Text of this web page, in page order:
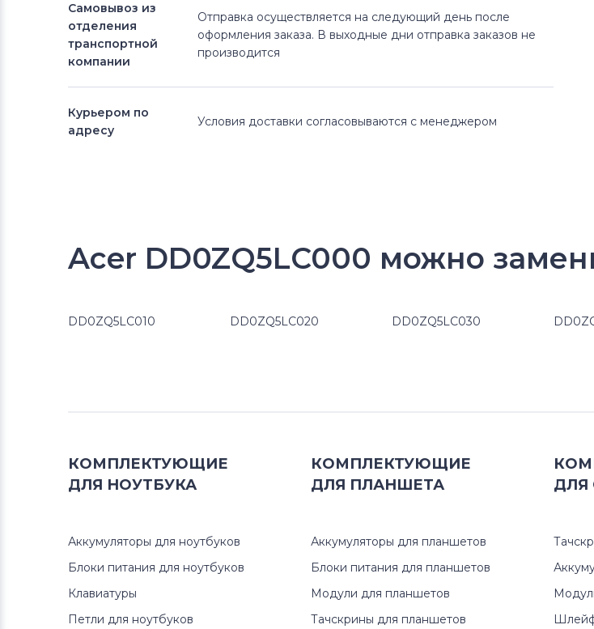
Самовывоз из
отделения
транспортной
компании
Отправка осуществляется на следующий день после
оформления заказа. В выходные дни отправка заказов не
производится
Курьером по
адресу
Условия доставки согласовываются с менеджером
Acer DD0ZQ5LC000 можно
DD0ZQ5LC010 DD0ZQ5LC020 DD0ZQ5LC030
КОМПЛЕКТУЮЩИЕ
ДЛЯ НОУТБУКА
Аккумуляторы для ноутбуков
Блоки питания для ноутбуков
Клавиатуры
Петли для ноутбуков
КОМПЛЕКТУЮЩИЕ
ДЛЯ ПЛАНШЕТА
Аккумуляторы для планшетов
Блоки питания для планшетов
Модули для планшетов
Тачскрины для планшетов
ДЛЯ